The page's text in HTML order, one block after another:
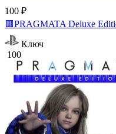
100 ₽
🟥PRAGMATA Deluxe
Ключ
100